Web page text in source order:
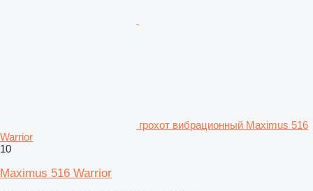
грохот вибрационный Maximus 516
Warrior
10
Maximus 516 Warrior